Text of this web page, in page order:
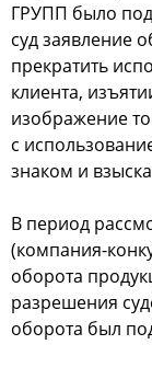
ГРУПП было
суд заявление
прекратить
клиента,
изображение
с
знаком и
В период
(компания-
оборота
разрешения
оборота был